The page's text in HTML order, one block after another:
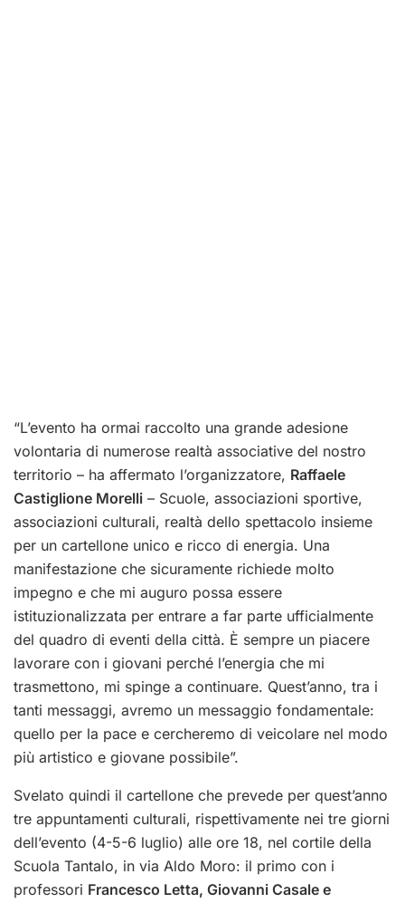
“L’evento ha ormai raccolto una grande adesione
volontaria di numerose realtà associative del nostro
territorio – ha affermato l’organizzatore, Raffaele
Castiglione Morelli – Scuole, associazioni sportive,
associazioni culturali, realtà dello spettacolo insieme
per un cartellone unico e ricco di energia. Una
manifestazione che sicuramente richiede molto
impegno e che mi auguro possa essere
istituzionalizzata per entrare a far parte ufficialmente
del quadro di eventi della città. È sempre un piacere
lavorare con i giovani perché l’energia che mi
trasmettono, mi spinge a continuare. Quest’anno, tra i
tanti messaggi, avremo un messaggio fondamentale:
quello per la pace e cercheremo di veicolare nel modo
più artistico e giovane possibile”.
Svelato quindi il cartellone che prevede per quest’anno
tre appuntamenti culturali, rispettivamente nei tre giorni
dell’evento (4-5-6 luglio) alle ore 18, nel cortile della
Scuola Tantalo, in via Aldo Moro: il primo con i
professori Francesco Letta, Giovanni Casale e